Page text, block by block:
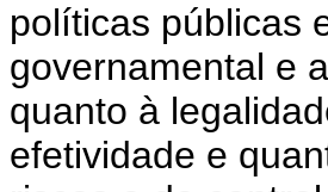
políticas públicas
governamental e
quanto à
efetividade e